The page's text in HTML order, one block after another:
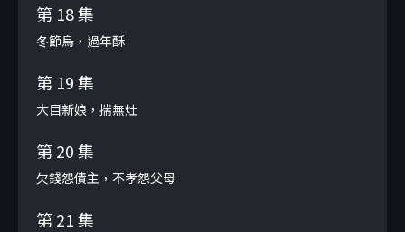
第 18 集
冬節烏，過年酥
第 19 集
大目新娘，揣無灶
第 20 集
欠錢怨債主，不孝怨父母
第 21 集